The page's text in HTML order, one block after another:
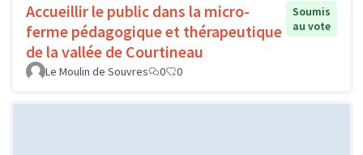
Accueillir le public dans la micro-
ferme pédagogique et thérapeutique
de la vallée de Courtineau
Soumis
au vote
Le Moulin de Souvres 0 0